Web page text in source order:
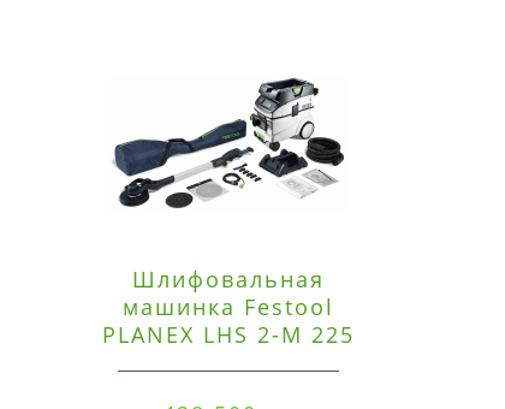
Шлифовальная
машинка Festool
PLANEX LHS 2-M 225